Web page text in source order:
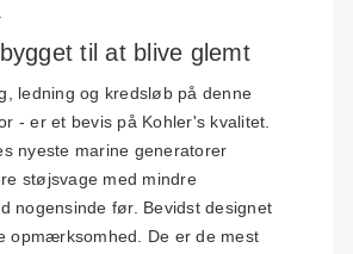
til at blive glemt
ledning og kredsløb på denne
- er et bevis på Kohler's kvalitet.
nyeste marine generatorer
støjsvage med mindre
nogensinde før. Bevidst designet
opmærksomhed. De er de mest